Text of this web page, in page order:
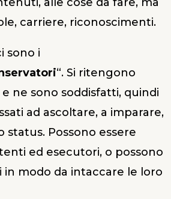
carriere, riconoscimenti.
sono i
“. Si ritengono
ne sono soddisfatti, quindi
ad ascoltare, a imparare,
status. Possono essere
ed esecutori, o possono
in modo da intaccare le loro